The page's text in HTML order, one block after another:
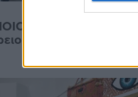
Πλήθος κόσμου
για την μεγάλη